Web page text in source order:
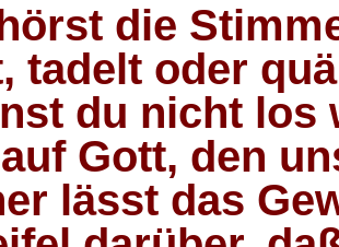
die
tadelt oder
du nicht los
Gott, den
lässt das